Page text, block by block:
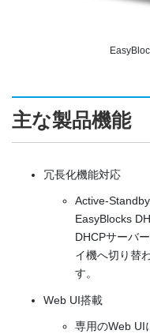
主な製品機能
冗長化機能対応
Active-
EasyBlocks
DHCPサーバ
イ機へ切り替
す。
Web UI搭載
専用のWeb UI